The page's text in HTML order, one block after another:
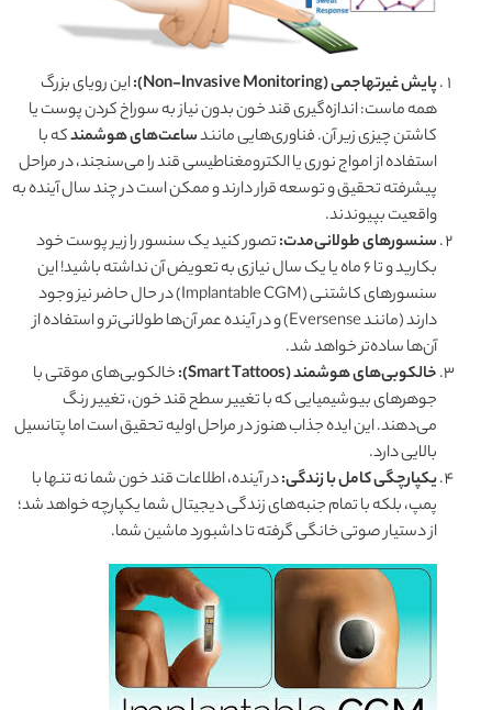
پایش غیرتهاجمی (Non-Invasive Monitoring):
این رویای بزرگ
همه ماست: اندازه‌گیری قند خون بدون نیاز به سوراخ کردن پوست یا
کاشتن چیزی زیر آن. فناوری‌هایی مانندساعت‌های هوشمندکه با
استفاده از امواج نوری یا الکترومغناطیسی قند را می‌سنجند، در مراحل
پیشرفته تحقیق و توسعه قرار دارند و ممکن است در چند سال آینده به
واقعیت بپیوندند.
سنسورهای طولانی‌مدت:تصور کنید یک سنسور را زیر پوست خود
بکارید و تا ۶ ماه یا یک سال نیازی به تعویض آن نداشته باشید! این
سنسورهای کاشتنی (Implantable CGM) در حال حاضر نیز وجود
دارند (مانند Eversense) و در آینده عمر آن‌ها طولانی‌تر و استفاده از
آن‌ها ساده‌تر خواهد شد.
خالکوبی‌های هوشمند (Smart Tattoos):
خالکوبی‌های موقتی با
جوهرهای بیوشیمیایی که با تغییر سطح قند خون، تغییر رنگ
می‌دهند. این ایده جذاب هنوز در مراحل اولیه تحقیق است اما پتانسیل
بالایی دارد.
یکپارچگی کامل با زندگی:در آینده، اطلاعات قند خون شما نه تنها با
پمپ، بلکه با تمام جنبه‌های زندگی دیجیتال شما یکپارچه خواهد شد؛
از دستیار صوتی خانگی گرفته تا داشبورد ماشین شما.